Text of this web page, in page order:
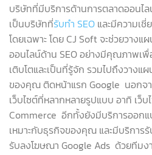
บริษัทที่มีบริการด้านการตลาดออนไ
เป็นบริษัทที่รับทำ SEO และมีความเ
โดยเฉพาะ โดย CJ Soft จะช่วยวาง
ออนไลน์ด้าน SEO อย่างมีคุณภาพเ
เติบโตและเป็นที่รู้จัก รวมไปถึงวางแ
ของคุณ ติดหน้าแรก Google นอกจ
เว็บไซต์ที่หลากหลายรูปแบบ อาทิ เว็
Commerce อีกทั้งยังมีบริการออกแ
เหมาะกับธุรกิจของคุณ และมีบริการ
รับลงโฆษณา Google Ads ด้วยทีม